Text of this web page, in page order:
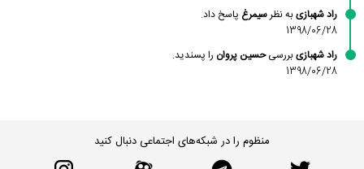
راد شهبازیبه نظرسیمرغ پاسخ داد.
1398/06/28
راد شهبازیبررسیحسین پروان را پسندید.
1398/06/28
منظوم را در شبکه‌های اجتماعی دنبال کنید